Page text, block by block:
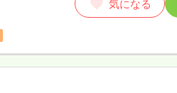
気になる